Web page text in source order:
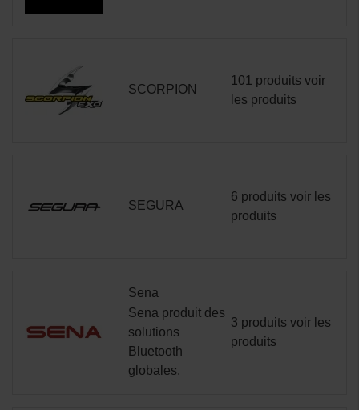
SCORPION
101 produits voir
les produits
SEGURA
6 produits voir les
produits
Sena
Sena produit des
solutions
Bluetooth
globales.
3 produits voir les
produits